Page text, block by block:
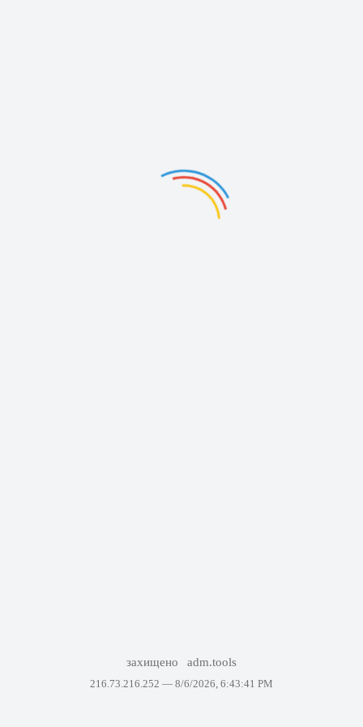
захищено adm.tools
216.73.216.252 — 8/6/2026, 6:43:41 PM